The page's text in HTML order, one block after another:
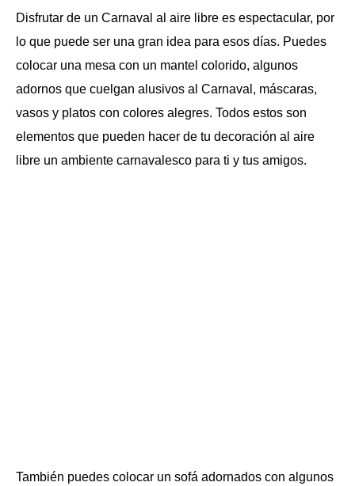
Disfrutar de un Carnaval al aire libre es espectacular, por
lo que puede ser una gran idea para esos días. Puedes
colocar una mesa con un mantel colorido, algunos
adornos que cuelgan alusivos al Carnaval, máscaras,
vasos y platos con colores alegres. Todos estos son
elementos que pueden hacer de tu decoración al aire
libre un ambiente carnavalesco para ti y tus amigos.
También puedes colocar un sofá adornados con algunos